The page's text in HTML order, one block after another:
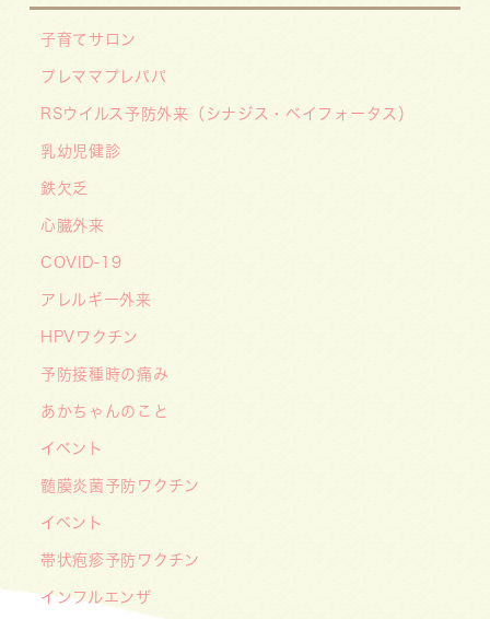
2026/07/07
【デジタル診察券に移行します】
2026/06/16
【メディア・取材】学研の子育て応援サイト「こ
そだてまっぷ」に大熊喜彰院長監修の記事（こど
もの日焼け対策）がアップされました！
2026/05/19
――「武蔵小杉 森のこどもクリニック」の新た
な挑戦
2026/05/08
【メディア・取材】４月１０日発売「子供の科
2026/05/01
子育てサロン
プレママプレパパ
RSウイルス予防外来（シナジス・ベイフォータス）
乳幼児健診
鉄欠乏
心臓外来
COVID-19
アレルギー外来
HPVワクチン
予防接種時の痛み
あかちゃんのこと
イベント
髄膜炎菌予防ワクチン
イベント
帯状疱疹予防ワクチン
インフルエンザ